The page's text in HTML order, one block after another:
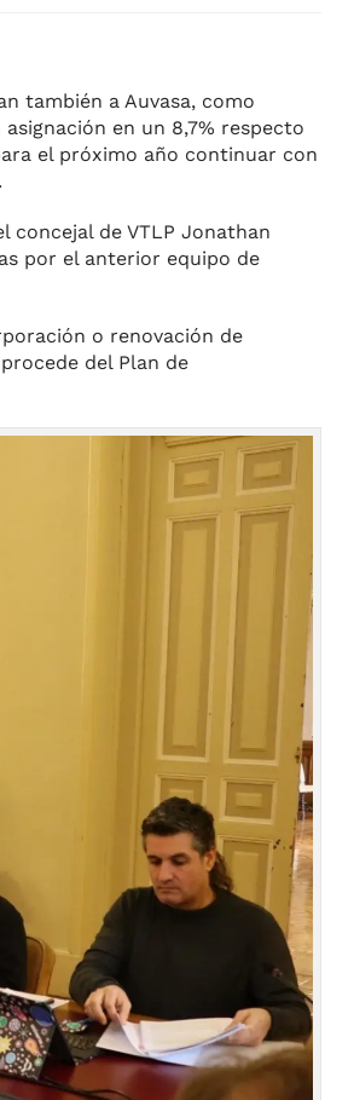
también a Auvasa, como
en un 8,7% respecto
el próximo año continuar con
concejal de VTLP Jonathan
por el anterior equipo de
o renovación de
del Plan de